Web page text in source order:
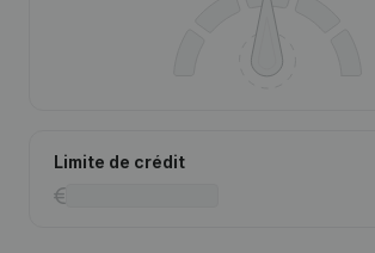
Limite de crédit